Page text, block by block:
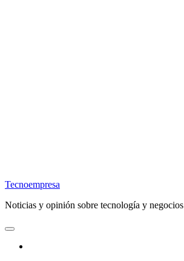
Tecnoempresa
Noticias y opinión sobre tecnología y negocios